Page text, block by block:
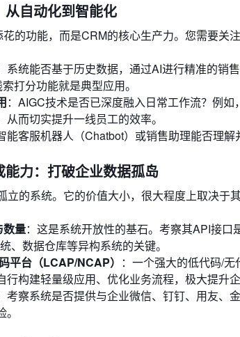
自动化到智能化
的功能，而是CRM的核心生产力。您需要关注
系统能否基于历史数据，通过AI进行精准的销
打分功能就是典型应用。
：AIGC技术是否已深度融入日常工作流？例
从而切实提升一线员工的效率。
能客服机器人（Chatbot）或销售助理能否理
力：打破企业数据孤岛
立的系统。它的价值大小，很大程度上取决于
数量：这是系统开放性的基石。考察其API接口
、数据仓库等异构系统的关键。
平台（LCAP/NCAP） ：一个强大的低代码/
行构建轻量级应用、优化业务流程，极大提升企
考察系统是否提供与企业微信、钉钉、用友、